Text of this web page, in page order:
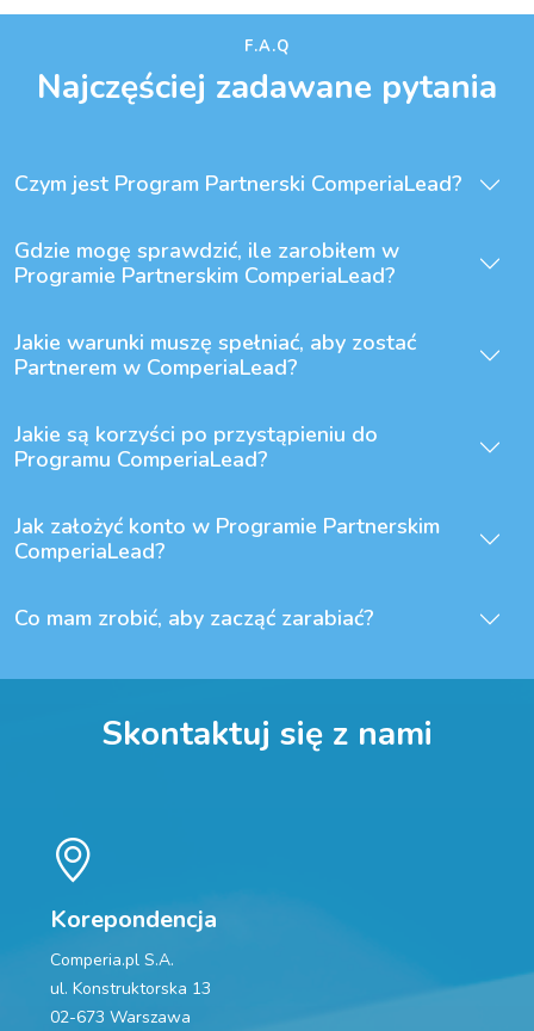
F.A.Q
Najczęściej zadawane pytania
Czym jest Program Partnerski ComperiaLead?
Gdzie mogę sprawdzić, ile zarobiłem w
Programie Partnerskim ComperiaLead?
Jakie warunki muszę spełniać, aby zostać
Partnerem w ComperiaLead?
Jakie są korzyści po przystąpieniu do
Programu ComperiaLead?
Jak założyć konto w Programie Partnerskim
ComperiaLead?
Co mam zrobić, aby zacząć zarabiać?
Skontaktuj się z nami
Korepondencja
Comperia.pl S.A.
ul. Konstruktorska 13
02-673 Warszawa